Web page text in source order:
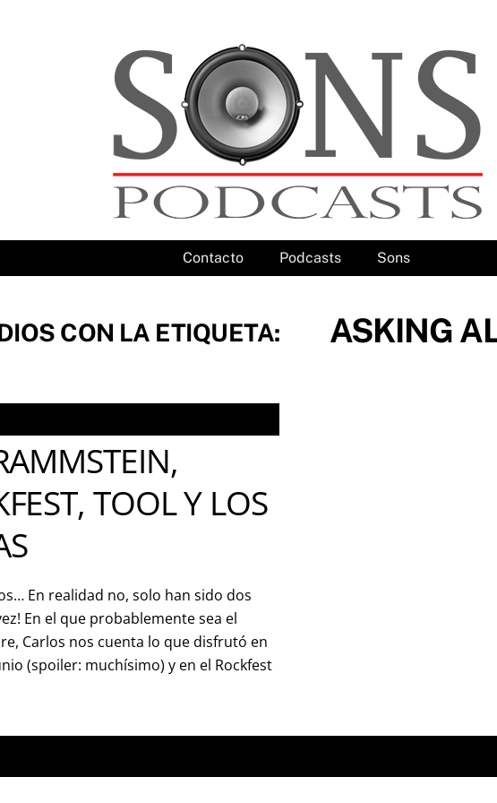
Contacto Podcasts Sons
CON LA ETIQUETA: ASKING
TOOL Y LOS
En realidad no, solo han sido dos
En el que probablemente sea el
Carlos nos cuenta lo que disfrutó en
(spoiler: muchísimo) y en el Rockfest